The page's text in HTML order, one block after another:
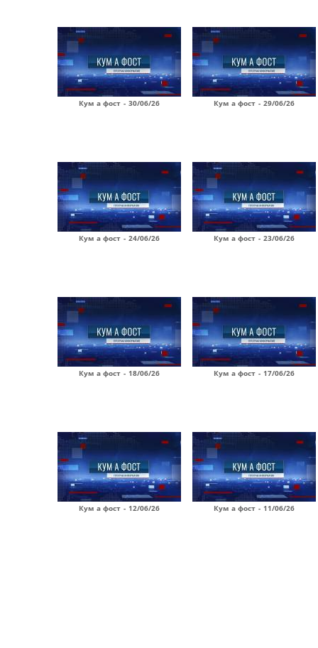
Кум а фост - 30/06/26 Кум а фост - 29/06/26
Кум а фост - 24/06/26 Кум а фост - 23/06/26
Кум а фост - 18/06/26 Кум а фост - 17/06/26
Кум а фост - 12/06/26 Кум а фост - 11/06/26